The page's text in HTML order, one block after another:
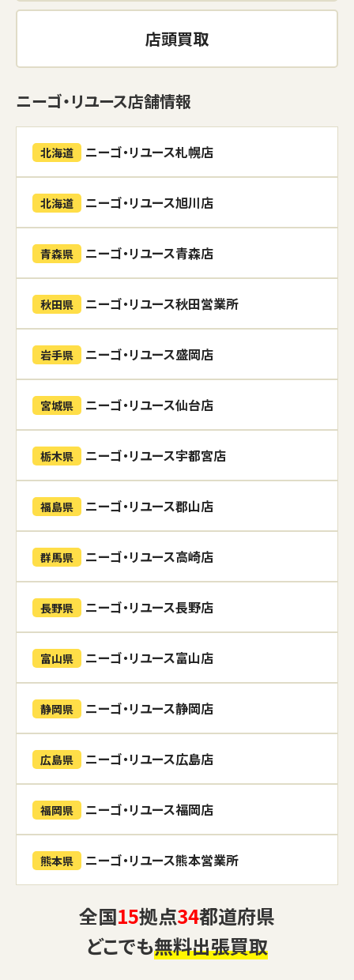
店頭買取
ニーゴ・リユース店舗情報
北海道 ニーゴ・リユース札幌店
北海道 ニーゴ・リユース旭川店
青森県 ニーゴ・リユース青森店
秋田県 ニーゴ・リユース秋田営業所
岩手県 ニーゴ・リユース盛岡店
宮城県 ニーゴ・リユース仙台店
栃木県 ニーゴ・リユース宇都宮店
福島県 ニーゴ・リユース郡山店
群馬県 ニーゴ・リユース高崎店
長野県 ニーゴ・リユース長野店
富山県 ニーゴ・リユース富山店
静岡県 ニーゴ・リユース静岡店
広島県 ニーゴ・リユース広島店
福岡県 ニーゴ・リユース福岡店
熊本県 ニーゴ・リユース熊本営業所
全国15拠点34都道府県
どこでも無料出張買取